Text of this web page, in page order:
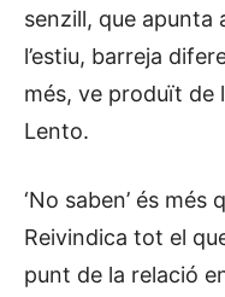
senzill, que apunta
l’estiu, barreja
més, ve produït de
Lento.
‘No saben’ és més
Reivindica tot el
punt de la relació